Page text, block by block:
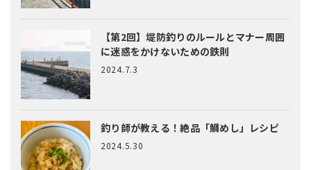
【第2回】堤防釣りのルールとマナー周囲
に迷惑をかけないための鉄則
2024.7.3
釣り師が教える！絶品「鯛めし」レシピ
2024.5.30